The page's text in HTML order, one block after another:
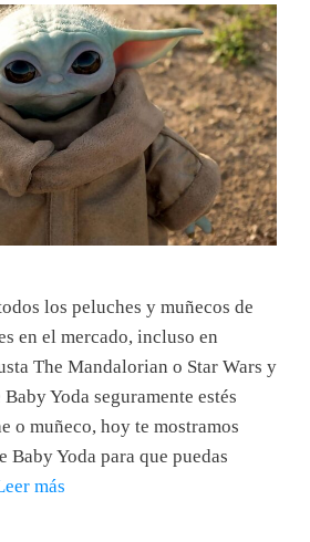
los peluches y muñecos de
en el mercado, incluso en
The Mandalorian o Star Wars y
Yoda seguramente estés
o muñeco, hoy te mostramos
Baby Yoda para que puedas
más